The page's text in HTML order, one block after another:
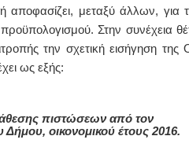
αποφασίζει, μεταξύ άλλων, για
Στην συνέχεια
την σχετική εισήγηση της
ως εξής:
πιστώσεων από τον
οικονομικού έτους 2016.